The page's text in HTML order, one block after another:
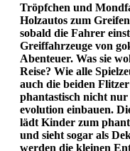
Tröpfchen und
Holzautos zum
sobald die Fahrer
Greiffahrzeuge von
Abenteuer. Was sie
Reise? Wie alle
auch die beiden
phantastisch nicht
evolution einbauen.
lädt Kinder zum
und sieht sogar als
werden die kleinen